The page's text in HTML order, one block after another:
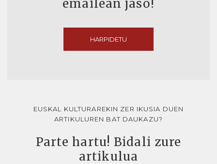
emailean jaso!
HARPIDETU
EUSKAL KULTURAREKIN ZER IKUSIA DUEN
ARTIKULUREN BAT DAUKAZU?
Parte hartu! Bidali zure
artikulua